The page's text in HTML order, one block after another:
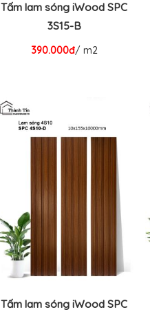
Tấm lam sóng iWood SPC
3S15-B
390.000đ/ m2
Tấm lam sóng iWood SPC